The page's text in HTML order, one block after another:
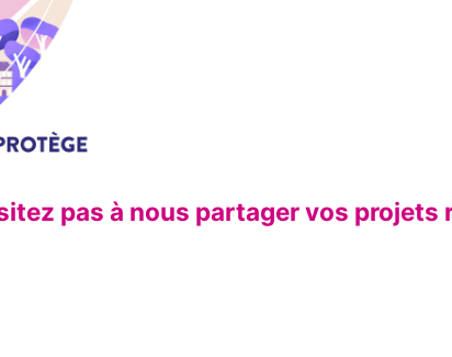
pas à nous partager vos projets